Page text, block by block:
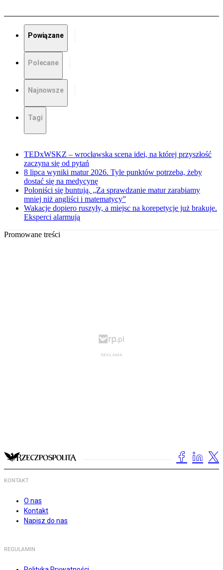
Powiązane
Polecane
Najnowsze
Tagi
TEDxWSKZ – wrocławska scena idei, na której przyszłość
zaczyna się od pytań
8 lipca wyniki matur 2026. Tyle punktów potrzeba, żeby
dostać się na medycynę
Poloniści się buntują. „Za sprawdzanie matur zarabiamy
mniej niż angliści i matematycy”
Wakacje dopiero ruszyły, a miejsc na korepetycje już brakuje.
Eksperci alarmują
Promowane treści
KONTAKT
O nas
Kontakt
Napisz do nas
REGULAMIN